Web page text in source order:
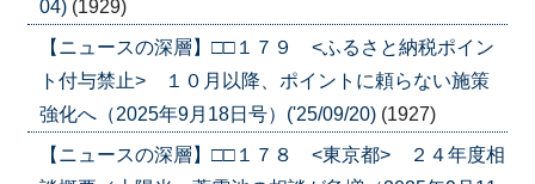
04) (1929)
【ニュースの深層】□□１７９ <ふるさと納税ポイン
ト付与禁止> １０月以降、ポイントに頼らない施策
強化へ（2025年9月18日号）('25/09/20) (1927)
【ニュースの深層】□□１７８ <東京都> ２４年度相